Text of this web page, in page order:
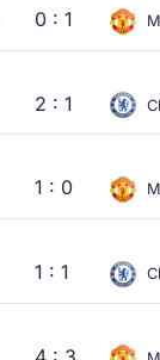
0 : 1
2 : 1
1 : 0
1 : 1